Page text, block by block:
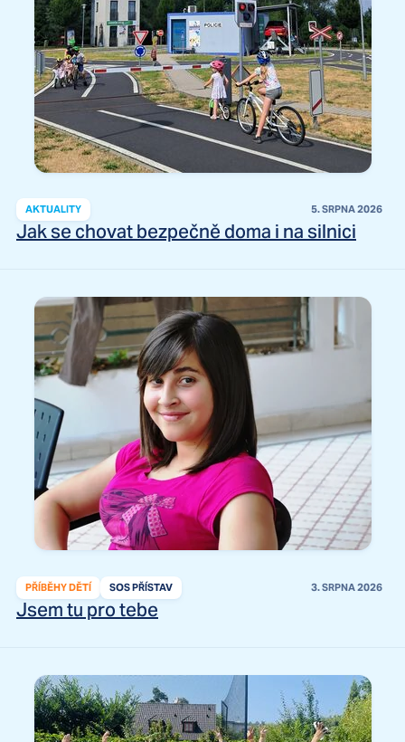
AKTUALITY 5. SRPNA 2026
Jak se chovat bezpečně doma i na silnici
PŘÍBĚHY DĚTÍ SOS PŘÍSTAV 3. SRPNA 2026
Jsem tu pro tebe